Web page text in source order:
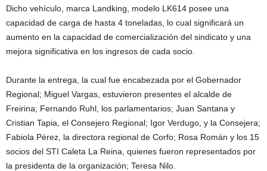
Dicho vehículo, marca Landking, modelo LK614 posee una
capacidad de carga de hasta 4 toneladas, lo cual significará un
aumento en la capacidad de comercialización del sindicato y una
mejora significativa en los ingresos de cada socio.
Durante la entrega, la cual fue encabezada por el Gobernador
Regional; Miguel Vargas, estuvieron presentes el alcalde de
Freirina; Fernando Ruhl, los parlamentarios; Juan Santana y
Cristian Tapia, el Consejero Regional; Igor Verdugo, y la Consejera;
Fabiola Pérez, la directora regional de Corfo; Rosa Román y los 15
socios del STI Caleta La Reina, quienes fueron representados por
la presidenta de la organización; Teresa Nilo.